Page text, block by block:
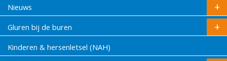
Nieuws
Gluren bij de buren
Kinderen & hersenletsel (NAH)